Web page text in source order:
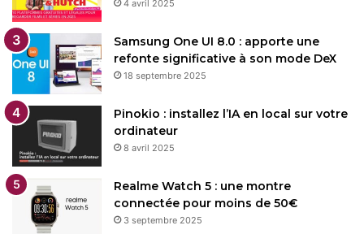
4 avril 2025
Samsung One UI 8.0 : apporte une
refonte significative à son mode DeX
18 septembre 2025
Pinokio : installez l’IA en local sur votre
ordinateur
8 avril 2025
Realme Watch 5 : une montre
connectée pour moins de 50€
3 septembre 2025